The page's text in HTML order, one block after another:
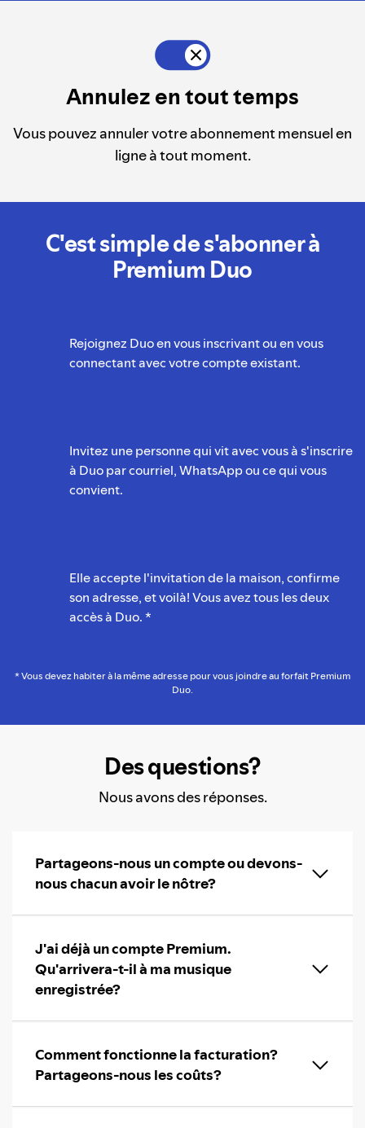
Annulez en tout temps
Vous pouvez annuler votre abonnement mensuel en
ligne à tout moment.
C'est simple de s'abonner à
Premium Duo
Rejoignez Duo en vous inscrivant ou en vous
connectant avec votre compte existant.
Invitez une personne qui vit avec vous à s'inscrire
à Duo par courriel, WhatsApp ou ce qui vous
convient.
Elle accepte l'invitation de la maison, confirme
son adresse, et voilà! Vous avez tous les deux
accès à Duo. *
* Vous devez habiter à la même adresse pour vous joindre au forfait Premium
Duo.
Des questions?
Nous avons des réponses.
Partageons-nous un compte ou devons-
nous chacun avoir le nôtre?
J'ai déjà un compte Premium.
Qu'arrivera-t-il à ma musique
enregistrée?
Comment fonctionne la facturation?
Partageons-nous les coûts?